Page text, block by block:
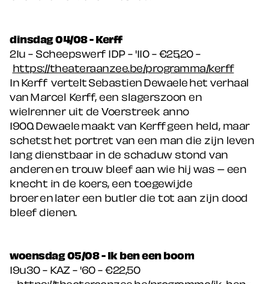
dinsdag 04/08 - Kerff
21u - Scheepswerf IDP - '110 - €25,20 -
https://theateraanzee.be/programma/kerff
In Kerff vertelt Sebastien Dewaele het verhaal
van Marcel Kerff, een slagerszoon en
wielrenner uit de Voerstreek anno
1900. Dewaele maakt van Kerff geen held, maar
schetst het portret van een man die zijn leven
lang dienstbaar in de schaduw stond van
anderen en trouw bleef aan wie hij was – een
knecht in de koers, een toegewijde
broer en later een butler die tot aan zijn dood
bleef dienen.
woensdag 05/08 - Ik ben een boom
19u30 - KAZ - '60 - €22,50